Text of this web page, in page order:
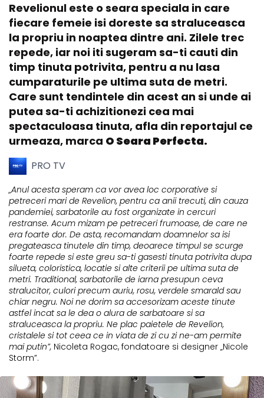
Revelionul este o seara speciala in care
fiecare femeie isi doreste sa straluceasca
la propriu in noaptea dintre ani. Zilele trec
repede, iar noi iti sugeram sa-ti cauti din
timp tinuta potrivita, pentru a nu lasa
cumparaturile pe ultima suta de metri.
Care sunt tendintele din acest an si unde ai
putea sa-ti achizitionezi cea mai
spectaculoasa tinuta, afla din reportajul ce
urmeaza, marca O Seara Perfecta.
PRO TV
„Anul acesta speram ca vor avea loc corporative si
petreceri mari de Revelion, pentru ca anii trecuti, din cauza
pandemiei, sarbatorile au fost organizate in cercuri
restranse. Acum mizam pe petreceri frumoase, de care ne
era foarte dor. De asta, recomandam doamnelor sa isi
pregateasca tinutele din timp, deoarece timpul se scurge
foarte repede si este greu sa-ti gasesti tinuta potrivita dupa
silueta, coloristica, locatie si alte criterii pe ultima suta de
metri. Traditional, sarbatorile de iarna presupun ceva
stralucitor, culori precum auriu, rosu, verdele smarald sau
chiar negru. Noi ne dorim sa accesorizam aceste tinute
astfel incat sa le dea o alura de sarbatoare si sa
straluceasca la propriu. Ne plac paietele de Revelion,
cristalele si tot ceea ce in viata de zi cu zi ne-am permite
mai putin”, Nicoleta Rogac, fondatoare si designer „Nicole
Storm”.